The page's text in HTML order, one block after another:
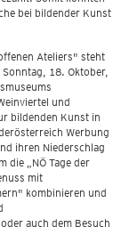
bei bildender Kunst
Ateliers" steht
18. Oktober,
und
bildenden Kunst in
Werbung
ihren Niederschlag
die „NÖ Tage der
mit
kombinieren und
auch dem Besuch